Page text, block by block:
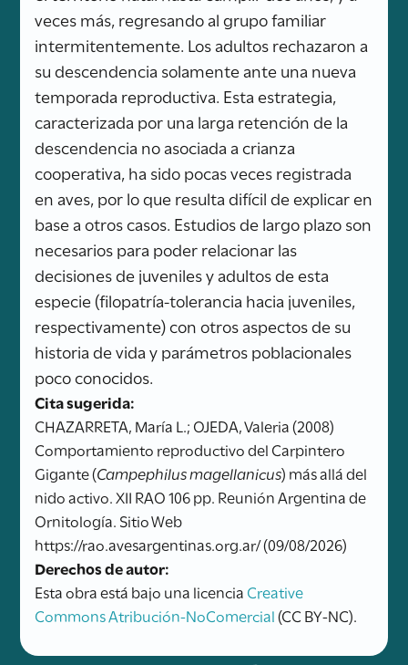
veces más, regresando al grupo familiar
intermitentemente. Los adultos rechazaron a
su descendencia solamente ante una nueva
temporada reproductiva. Esta estrategia,
caracterizada por una larga retención de la
descendencia no asociada a crianza
cooperativa, ha sido pocas veces registrada
en aves, por lo que resulta difícil de explicar en
base a otros casos. Estudios de largo plazo son
necesarios para poder relacionar las
decisiones de juveniles y adultos de esta
especie (filopatría-tolerancia hacia juveniles,
respectivamente) con otros aspectos de su
historia de vida y parámetros poblacionales
poco conocidos.
Cita sugerida:
CHAZARRETA, María L.; OJEDA, Valeria (2008)
Comportamiento reproductivo del Carpintero
Gigante (Campephilus magellanicus) más allá del
nido activo. XII RAO 106 pp. Reunión Argentina de
Ornitología. Sitio Web
https://rao.avesargentinas.org.ar/ (09/08/2026)
Derechos de autor:
Esta obra está bajo una licencia Creative
Commons Atribución-NoComercial(CC BY-NC).